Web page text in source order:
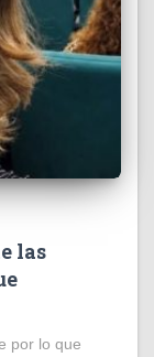
las
por lo que